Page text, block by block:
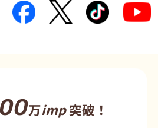
万imp突破！